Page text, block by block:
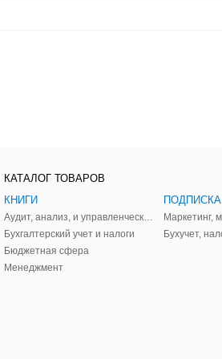
КАТАЛОГ ТОВАРОВ
КНИГИ
Бухгалтерский учет и налоги
Бюджетная сфера
Менеджмент
Маркетинг,
Бухучет,